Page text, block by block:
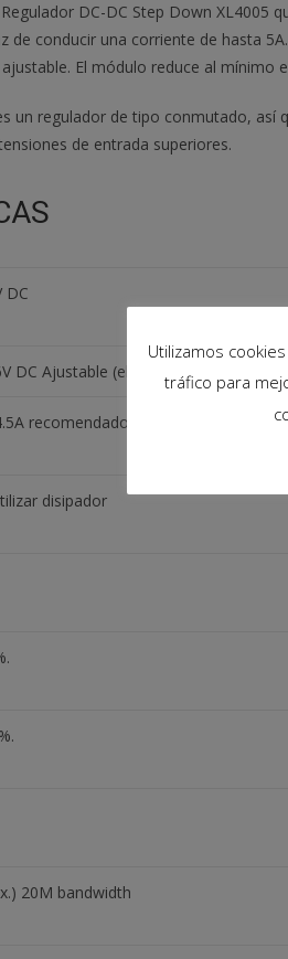
DC-DC Step Down
de conducir una corriente de hasta
El módulo reduce al
un regulador de tipo conmutado,
de entrada superiores.
DC
DC Ajustable (el voltaje de entrada
recomendado (usar disipador para
disipador
20M bandwidth
Utilizamos
tráfico para